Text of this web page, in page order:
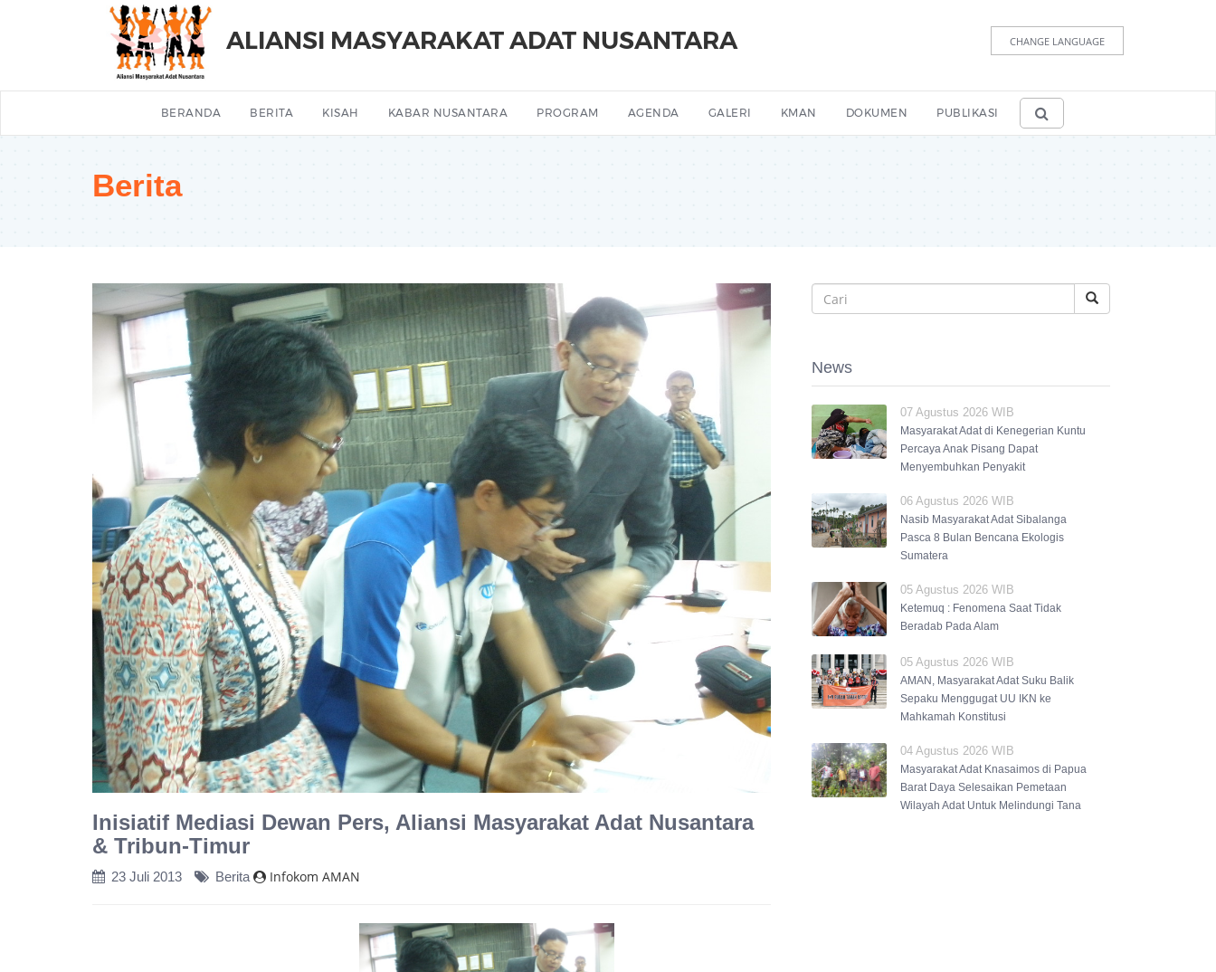
ALIANSI MASYARAKAT ADAT NUSANTARA CHANGE LANGUAGE
BERANDA BERITA KISAH KABAR NUSANTARA PROGRAM AGENDA GALERI KMAN DOKUMEN PUBLIKASI
Berita
Inisiatif Mediasi Dewan Pers, Aliansi Masyarakat Adat Nusantara
& Tribun-Timur
23 Juli 2013 Berita Infokom AMAN
News
07 Agustus 2026 WIB
Masyarakat Adat di Kenegerian Kuntu
Percaya Anak Pisang Dapat
Menyembuhkan Penyakit
06 Agustus 2026 WIB
Nasib Masyarakat Adat Sibalanga
Pasca 8 Bulan Bencana Ekologis
Sumatera
05 Agustus 2026 WIB
Ketemuq : Fenomena Saat Tidak
Beradab Pada Alam
05 Agustus 2026 WIB
AMAN, Masyarakat Adat Suku Balik
Sepaku Menggugat UU IKN ke
Mahkamah Konstitusi
04 Agustus 2026 WIB
Masyarakat Adat Knasaimos di Papua
Barat Daya Selesaikan Pemetaan
Wilayah Adat Untuk Melindungi Tana